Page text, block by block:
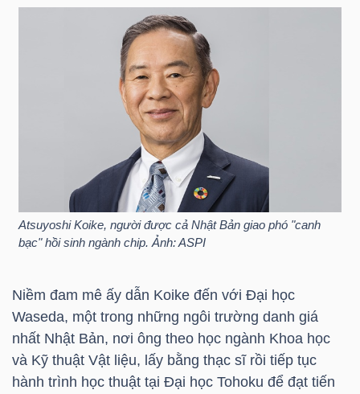
Atsuyoshi Koike, người được cả Nhật Bản giao phó "canh
bạc" hồi sinh ngành chip. Ảnh: ASPI
Niềm đam mê ấy dẫn Koike đến với Đại học
Waseda, một trong những ngôi trường danh giá
nhất Nhật Bản, nơi ông theo học ngành Khoa học
và Kỹ thuật Vật liệu, lấy bằng thạc sĩ rồi tiếp tục
hành trình học thuật tại Đại học Tohoku để đạt tiến
VIETSTOCKFINANCE
MÔ
NGÀNH